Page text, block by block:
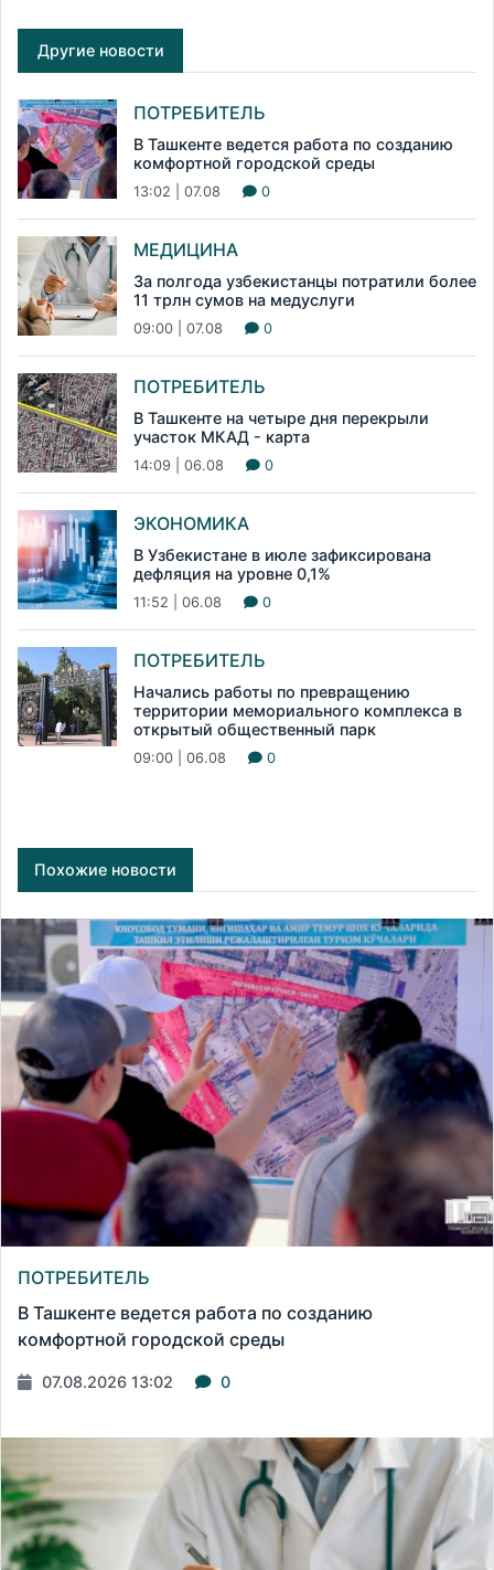
Другие новости
ПОТРЕБИТЕЛЬ
В Ташкенте ведется работа по созданию
комфортной городской среды
13:02 | 07.08 0
МЕДИЦИНА
За полгода узбекистанцы потратили более
11 трлн сумов на медуслуги
09:00 | 07.08 0
ПОТРЕБИТЕЛЬ
В Ташкенте на четыре дня перекрыли
участок МКАД - карта
14:09 | 06.08 0
ЭКОНОМИКА
В Узбекистане в июле зафиксирована
дефляция на уровне 0,1%
11:52 | 06.08 0
ПОТРЕБИТЕЛЬ
Начались работы по превращению
территории мемориального комплекса в
открытый общественный парк
09:00 | 06.08 0
Похожие новости
ПОТРЕБИТЕЛЬ
В Ташкенте ведется работа по созданию
комфортной городской среды
07.08.2026 13:02 0